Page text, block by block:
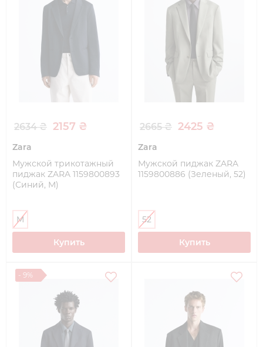
2634 ₴ 2157 ₴
Zara
Мужской трикотажный
пиджак ZARA 1159800893
(Синий, M)
M
Купить
2665 ₴ 2425 ₴
Zara
Мужской пиджак ZARA
1159800886 (Зеленый, 52)
52
Купить
- 9%